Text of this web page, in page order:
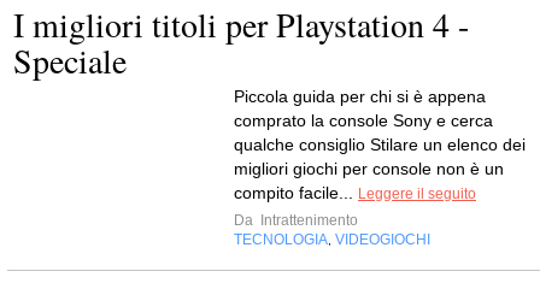
I migliori titoli per Playstation 4 -
Speciale
Piccola guida per chi si è appena
comprato la console Sony e cerca
qualche consiglio Stilare un elenco dei
migliori giochi per console non è un
compito facile... Leggere il seguito
Da
Intrattenimento
TECNOLOGIA, VIDEOGIOCHI